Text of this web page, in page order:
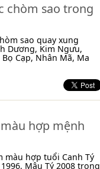
chòm sao trong
sao quay xung
Dương, Kim Ngưu,
Cạp, Nhân Mã, Ma
hợp mệnh
màu hợp tuổi Canh Tý
Mậu Tý 2008 trong